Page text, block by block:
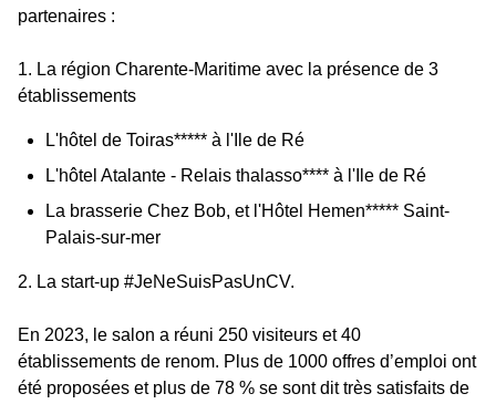
partenaires :
1. La région Charente-Maritime avec la présence de 3
établissements
L'hôtel de Toiras***** à l'Ile de Ré
L'hôtel Atalante - Relais thalasso**** à l'Ile de Ré
La brasserie Chez Bob, et l'Hôtel Hemen***** Saint-
Palais-sur-mer
2. La start-up #JeNeSuisPasUnCV.
En 2023, le salon a réuni 250 visiteurs et 40
établissements de renom. Plus de 1000 offres d’emploi ont
été proposées et plus de 78 % se sont dit très satisfaits de